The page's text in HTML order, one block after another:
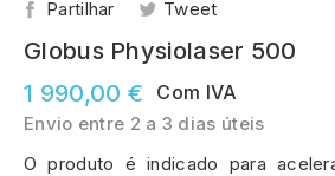
Partilhar Tweet
Globus Physiolaser 500
1 990,00 €
Com IVA
Envio entre 2 a 3 dias úteis
O produto é indicado para